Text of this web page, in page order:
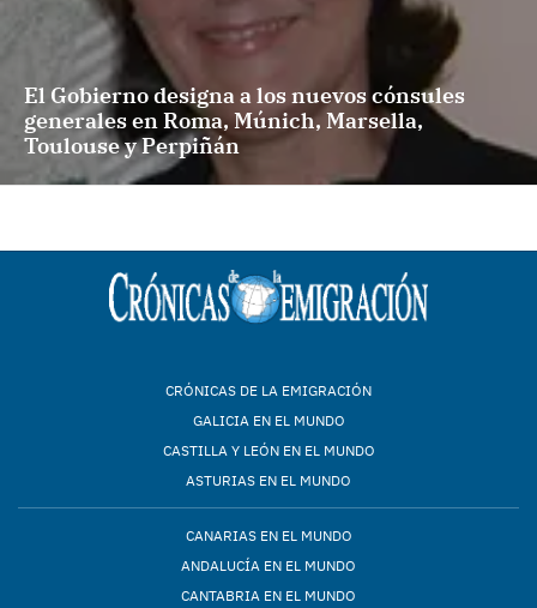
El Gobierno designa a los nuevos cónsules
generales en Roma, Múnich, Marsella,
Toulouse y Perpiñán
CRÓNICAS DE LA EMIGRACIÓN
GALICIA EN EL MUNDO
CASTILLA Y LEÓN EN EL MUNDO
ASTURIAS EN EL MUNDO
CANARIAS EN EL MUNDO
ANDALUCÍA EN EL MUNDO
CANTABRIA EN EL MUNDO